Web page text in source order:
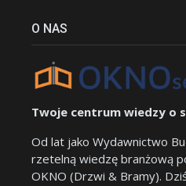
O NAS
Twoje centrum wiedzy o
Od lat jako Wydawnictwo
rzetelną wiedzę branżową
OKNO (Drzwi & Bramy).